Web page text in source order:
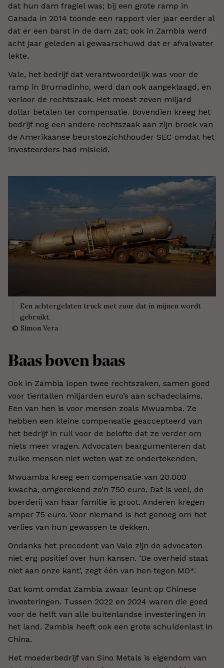
dat hun dam fragiel was; bij een grote ramp in
Canada in 2014 toonde een rapport vier jaar eerder al
dat er een barst in de dam zat; ook in Zambia werd
acht jaar geleden al gewaarschuwd dat er afvalwater
lekte.
Vale, het bedrijf dat verantwoordelijk was voor de
ramp in Brumadinho, werd dan ook aangeklaagd, en
verloor de rechtszaak. Het moest zeven miljard
dollar betalen ter compensatie. Bovendien kreeg het
bedrijf nog een andere rechtszaak aan zijn broek van
de Amerikaanse beurstoezichthouder SEC omdat het
investeerders had misleid.
Een achtergelaten truck met zuur dat in mijnen wordt
gebruikt.
© Simon Vera
Baas boven baas
Ook in Zambia lopen twee rechtszaken, samen goed
voor tientallen miljarden euro’s aan schadeclaims.
Een van hen is voor mensen zoals Mwuamba. Ze
hebben een kleine compensatie geaccepteerd van
het bedrijf in ruil voor de belofte dat ze verder om
niets meer vragen. Advocaten beargumenteren dat
zulke mensen niet weten wat ze ondertekenden.
Mwuamba kreeg een compensatie van 20.000
kwacha, omgerekend zo’n 750 euro. Dat is veel, de
boerderij van haar familie is groot. Anderen kregen
amper 75 euro. Voor niemand is het genoeg om het
verlies van hun gewassen te dekken.
Ondanks het precedent van Vale zijn de advocaten
niet erg positief over hun kansen. ‘De overheid staat
niet aan onze kant’, zegt één van hen tegen MO*.
Dat komt omdat Zambia zwaar leunt op Chinese
investeringen. Tussen 2022 en 2024 waren die goed
voor de helft van alle buitenlandse investeringen in
het land. Zambia heeft ook een grote schuldenlast in
China.
Het moederbedrijf van Sino Metals is eigendom van